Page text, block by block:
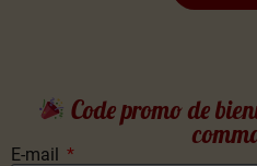
Code promo de
E-mail